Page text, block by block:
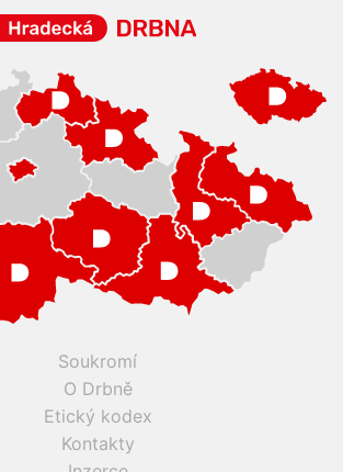
Soukromí
O Drbně
Etický kodex
Kontakty